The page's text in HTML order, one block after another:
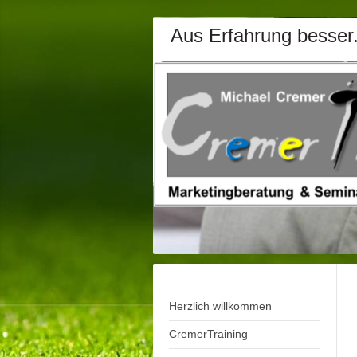
Aus Erfahrung
Herzlich willkommen
CremerTraining